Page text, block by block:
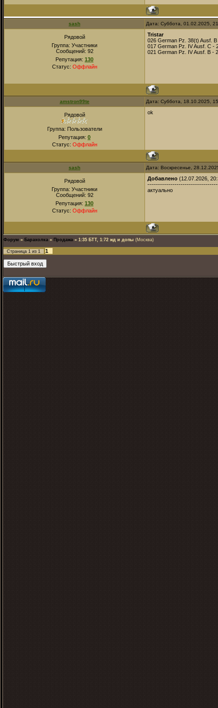
sash Дата: Суббота, 01.02.2025,
Рядовой
Группа: Участники
Сообщений: 92
Репутация: 130
Статус: Оффлайн
Tristar
026 German Pz. 38(t) Ausf.
017 German Pz. IV Ausf. C -
021 German Pz. IV Ausf. B -
amstron99te Дата: Суббота, 18.10.2025,
Рядовой
Группа: Пользователи
Репутация: 0
Статус: Оффлайн
ok
sash Дата: Воскресенье,
Рядовой
Группа: Участники
Сообщений: 92
Репутация: 130
Статус: Оффлайн
Добавлено (12.07.2026,
актуально
Форум » Барахолка » Продажа » 1:35 БТТ, 1:72 жд и допы (Москва)
Страница 1 из 1 1